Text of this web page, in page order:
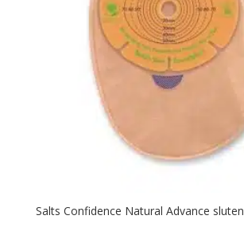
Salts Confidence Natural Advance sluten